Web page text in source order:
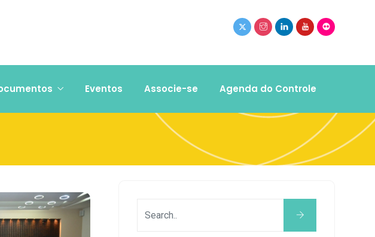
Eventos Associe-se Agenda do Controle